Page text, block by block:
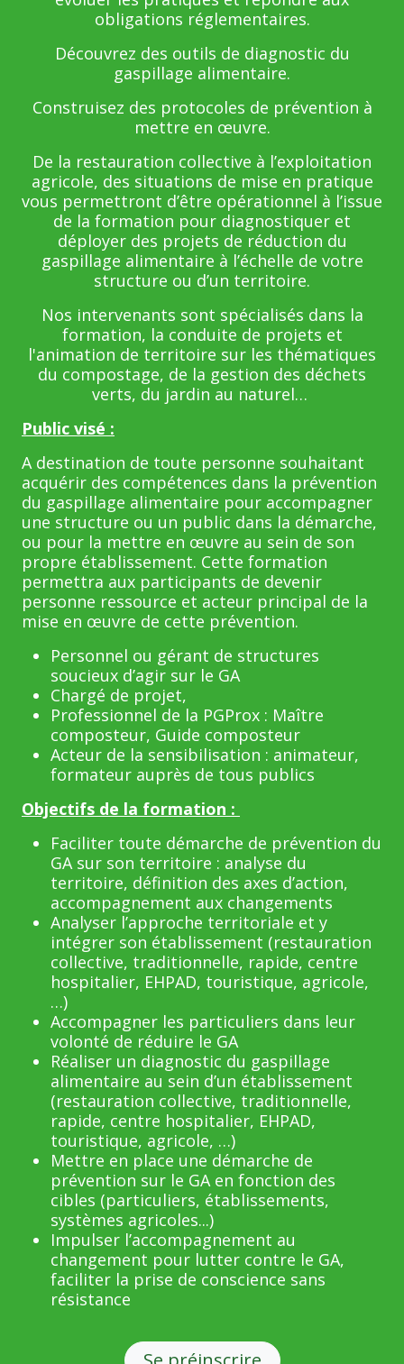
obligations réglementaires.
Découvrez des outils de diagnostic du
gaspillage alimentaire.
Construisez des protocoles de prévention à
mettre en œuvre.
De la restauration collective à l’exploitation
agricole, des situations de mise en pratique
vous permettront d’être opérationnel à l’issue
de la formation pour diagnostiquer et
déployer des projets de réduction du
gaspillage alimentaire à l’échelle de votre
structure ou d’un territoire.
Nos intervenants sont spécialisés dans la
formation, la conduite de projets et
l'animation de territoire sur les thématiques
du compostage, de la gestion des déchets
verts, du jardin au naturel…
Public visé :
A destination de toute personne souhaitant
acquérir des compétences dans la prévention
du gaspillage alimentaire pour accompagner
une structure ou un public dans la démarche,
ou pour la mettre en œuvre au sein de son
propre établissement. Cette formation
permettra aux participants de devenir
personne ressource et acteur principal de la
mise en œuvre de cette prévention.
Personnel ou gérant de structures
soucieux d’agir sur le GA
Chargé de projet,
Professionnel de la PGProx : Maître
composteur, Guide composteur
Acteur de la sensibilisation : animateur,
formateur auprès de tous publics
Objectifs de la formation :
Faciliter toute démarche de prévention du
GA sur son territoire : analyse du
territoire, définition des axes d’action,
accompagnement aux changements
Analyser l’approche territoriale et y
intégrer son établissement (restauration
collective, traditionnelle, rapide, centre
hospitalier, EHPAD, touristique, agricole,
…)
Accompagner les particuliers dans leur
volonté de réduire le GA
Réaliser un diagnostic du gaspillage
alimentaire au sein d’un établissement
(restauration collective, traditionnelle,
rapide, centre hospitalier, EHPAD,
touristique, agricole, …)
Mettre en place une démarche de
prévention sur le GA en fonction des
cibles (particuliers, établissements,
systèmes agricoles...)
Impulser l’accompagnement au
changement pour lutter contre le GA,
faciliter la prise de conscience sans
résistance